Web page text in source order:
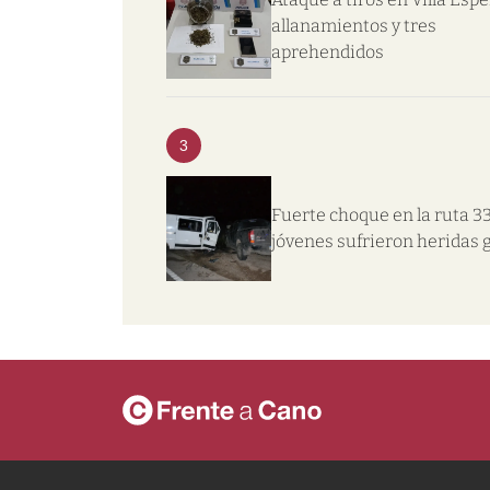
allanamientos y tres
aprehendidos
3
Fuerte choque en la ruta
jóvenes sufrieron heridas